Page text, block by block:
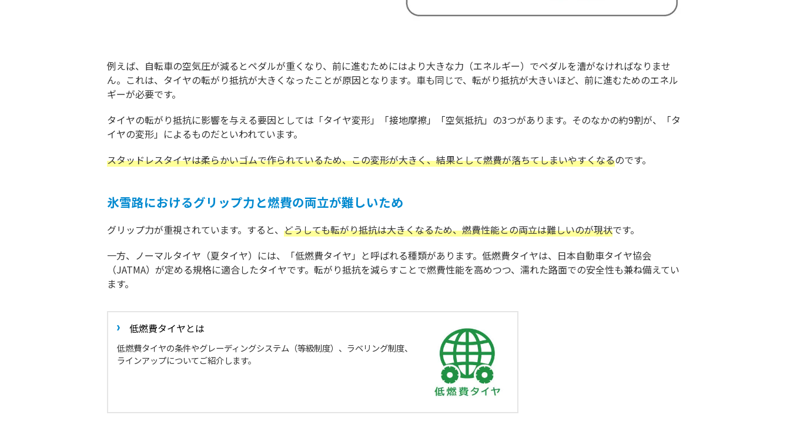
例えば、自転車の空気圧が減るとペダルが重くなり、前に進むためにはより大きな力（エネルギー）でペダルを漕がなければなりませ
ん。これは、タイヤの転がり抵抗が大きくなったことが原因となります。車も同じで、転がり抵抗が大きいほど、前に進むためのエネル
ギーが必要です。
タイヤの転がり抵抗に影響を与える要因としては「タイヤ変形」「接地摩擦」「空気抵抗」の3つがあります。そのなかの約9割が、「タ
イヤの変形」によるものだといわれています。
スタッドレスタイヤは柔らかいゴムで作られているため、この変形が大きく、結果として燃費が落ちてしまいやすくなるのです。
氷雪路におけるグリップ力と燃費の両立が難しいため
グリップ力が重視されています。すると、 どうしても転がり抵抗は大きくなるため、燃費性能との両立は難しいのが現状です。
一方、ノーマルタイヤ（夏タイヤ）には、「低燃費タイヤ」と呼ばれる種類があります。低燃費タイヤは、日本自動車タイヤ協会
（JATMA）が定める規格に適合したタイヤです。転がり抵抗を減らすことで燃費性能を高めつつ、濡れた路面での安全性も兼ね備えてい
ます。
低燃費タイヤとは
低燃費タイヤの条件やグレーディングシステム（等級制度）、ラベリング制度、
ラインアップについてご紹介します。